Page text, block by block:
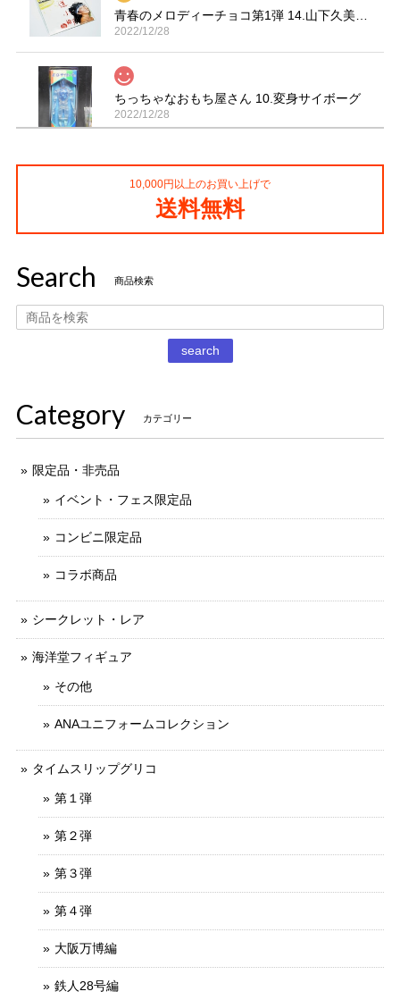
2022/12/28
ちっちゃなおもち屋さん 10.変身サイボーグ
2022/12/28
2021/11/13
丁寧な梱包で本日受け取りました。 だるまストーブ探してた
のでとても嬉しいです 扇風機もブタの蚊取り線香も可愛いで
10,000円以上のお買い上げで
送料無料
Search 商品検索
search
Category カテゴリー
限定品・非売品
イベント・フェス限定品
コンビニ限定品
コラボ商品
シークレット・レア
海洋堂フィギュア
その他
ANAユニフォームコレクション
タイムスリップグリコ
第１弾
第２弾
第３弾
第４弾
大阪万博編
鉄人28号編